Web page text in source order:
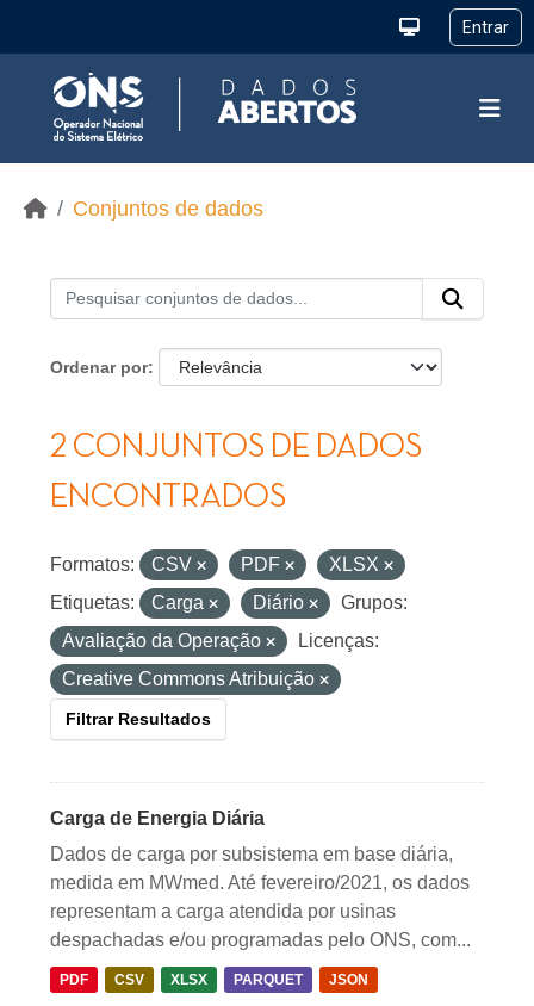
Conjuntos de dados
Ordenar por
2 CONJUNTOS DE DADOS
ENCONTRADOS
Formatos: CSV PDF
XLSX
Etiquetas:
Carga Diário
Grupos:
Avaliação da Operação
Licenças:
Creative Commons Atribuição
Filtrar Resultados
Carga de Energia Diária
Dados de carga por subsistema em base diária,
medida em MWmed. Até fevereiro/2021, os dados
representam a carga atendida por usinas
despachadas e/ou programadas pelo ONS, com...
PDF CSV XLSX PARQUET JSON